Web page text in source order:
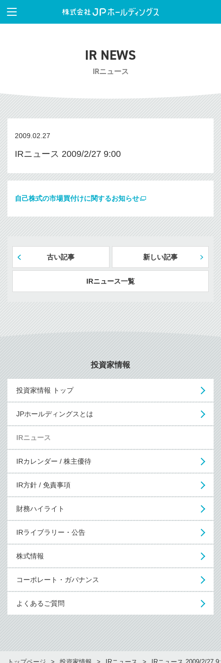
IR NEWS
IRニュース
2009.02.27
IRニュース 2009/2/27 9:00
自己株式の市場買付けに関するお知らせ
古い記事 新しい記事
IRニュース一覧
投資家情報
投資家情報 トップ
JPホールディングスとは
IRニュース
IRカレンダー / 株主優待
IR方針 / 免責事項
財務ハイライト
IRライブラリー・公告
株式情報
コーポレート・ガバナンス
よくあるご質問